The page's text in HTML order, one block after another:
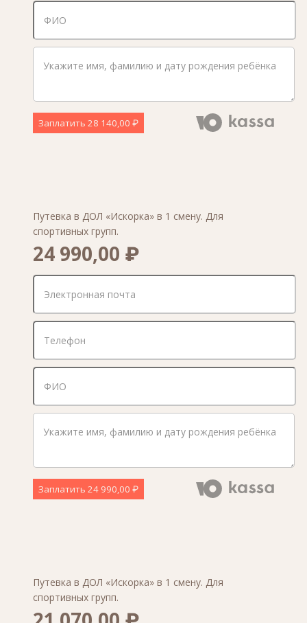
Заплатить 28 140,00 ₽
Путевка в ДОЛ «Искорка» в 1 смену. Для
спортивных групп.
24 990,00 ₽
Заплатить 24 990,00 ₽
Путевка в ДОЛ «Искорка» в 1 смену. Для
спортивных групп.